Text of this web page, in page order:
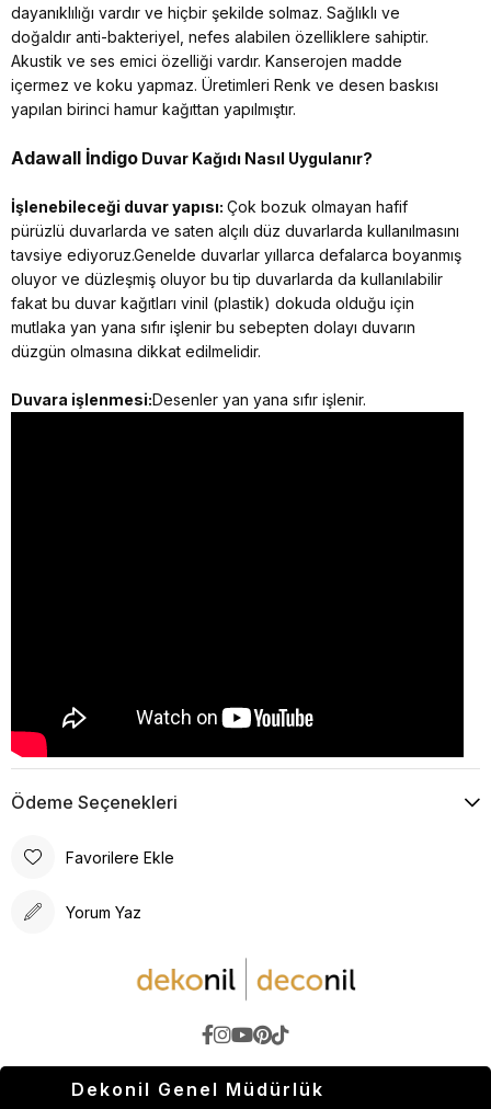
dayanıklılığı vardır ve hiçbir şekilde solmaz. Sağlıklı ve
doğaldır anti-bakteriyel, nefes alabilen özelliklere sahiptir.
Akustik ve ses emici özelliği vardır. Kanserojen madde
içermez ve koku yapmaz. Üretimleri Renk ve desen baskısı
yapılan birinci hamur kağıttan yapılmıştır.
Adawall İndigo Duvar Kağıdı Nasıl Uygulanır?
İşlenebileceği duvar yapısı: Çok bozuk olmayan hafif
pürüzlü duvarlarda ve saten alçılı düz duvarlarda kullanılmasını
tavsiye ediyoruz.Genelde duvarlar yıllarca defalarca boyanmış
oluyor ve düzleşmiş oluyor bu tip duvarlarda da kullanılabilir
fakat bu duvar kağıtları vinil (plastik) dokuda olduğu için
mutlaka yan yana sıfır işlenir bu sebepten dolayı duvarın
düzgün olmasına dikkat edilmelidir.
Duvara işlenmesi:Desenler yan yana sıfır işlenir.
Ödeme Seçenekleri
Favorilere Ekle
Yorum Yaz
Dekonil Genel Müdürlük